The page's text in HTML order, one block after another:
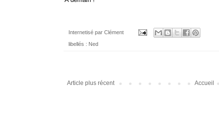
Internetisé par Clément
libellés : Ned
Article plus récent Accueil